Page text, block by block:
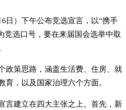
日）下午公布竞选宣言，以“携手
竞选口号，要在来届国会选举中取
政策思路，涵盖生活费、住房、就
育，以及国家治理六个方面。
言建立在四大主张之上。首先，新